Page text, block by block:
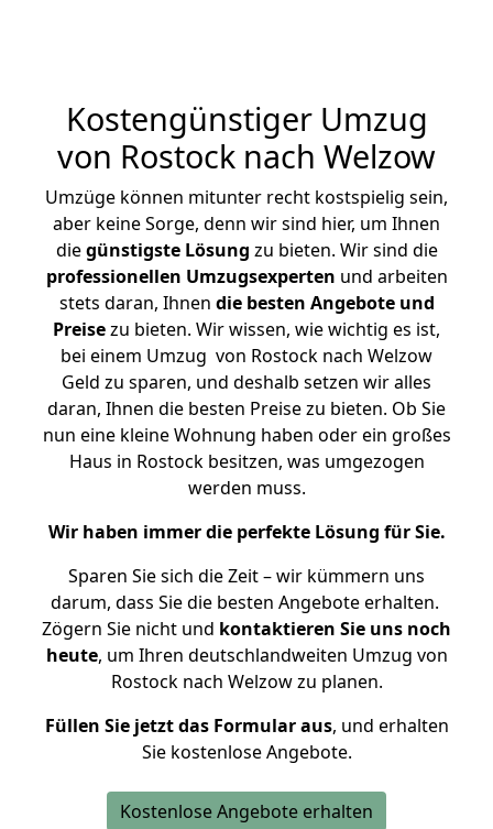
Kostengünstiger Umzug
von Rostock nach Welzow
Umzüge können mitunter recht kostspielig sein,
aber keine Sorge, denn wir sind hier, um Ihnen
diegünstigste Lösung zu bieten. Wir sind die
professionellen Umzugsexperten und arbeiten
stets daran, Ihnen die besten Angebote und
Preisezu bieten. Wir wissen, wie wichtig es ist,
bei einem Umzug von Rostock nach Welzow
Geld zu sparen, und deshalb setzen wir alles
daran, Ihnen die besten Preise zu bieten. Ob Sie
nun eine kleine Wohnung haben oder ein großes
Haus in Rostock besitzen, was umgezogen
werden muss.
Wir haben immer die perfekte Lösung für Sie.
Sparen Sie sich die Zeit – wir kümmern uns
darum, dass Sie die besten Angebote erhalten.
Zögern Sie nicht und kontaktieren Sie uns noch
heute, um Ihren deutschlandweiten Umzug von
Rostock nach Welzow zu planen.
Füllen Sie jetzt das Formular aus, und erhalten
Sie kostenlose Angebote.
Kostenlose Angebote erhalten